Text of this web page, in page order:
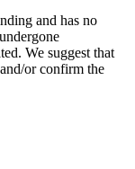
and has no
We suggest that
or confirm the